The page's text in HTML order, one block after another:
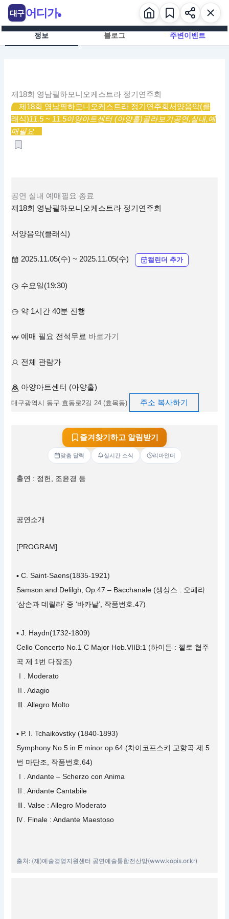
츠
정보 블로그 주변이벤트
제18회 영남필하모니오케스트라 정기연주회
제18회 영남필하모니오케스트라 정기연주회서양음악(클
래식)11.5 ~ 11.5아양아트센터 (아양홀)골라보기공연,실내,예
매필요
공연 실내 예매필요 종료
제18회 영남필하모니오케스트라 정기연주회
서양음악(클래식)
2025.11.05(수) ~ 2025.11.05(수) 캘린더 추가
수요일(19:30)
약 1시간 40분 진행
예매 필요 전석무료 바로가기
전체 관람가
아양아트센터 (아양홀)
대구광역시 동구 효동로2길 24 (효목동) 주소 복사하기
즐겨찾기하고 알림받기
맞춤 달력 실시간 소식 리마인더
출연 : 정헌, 조윤경 등
공연소개
[PROGRAM]
▪ C. Saint-Saens(1835-1921)
Samson and Delilgh, Op.47 – Bacchanale (생상스 : 오페라
‘삼손과 데릴라’ 중 ‘바카날’, 작품번호.47)
▪ J. Haydn(1732-1809)
Cello Concerto No.1 C Major Hob.VIIB:1 (하이든 : 첼로 협주
곡 제 1번 다장조)
Ⅰ. Moderato
Ⅱ. Adagio
Ⅲ. Allegro Molto
▪ P. I. Tchaikovstky (1840-1893)
Symphony No.5 in E minor op.64 (차이코프스키 교향곡 제 5
번 마단조, 작품번호.64)
Ⅰ. Andante – Scherzo con Anima
Ⅱ. Andante Cantabile
Ⅲ. Valse : Allegro Moderato
Ⅳ. Finale : Andante Maestoso
출처: (재)예술경영지원센터 공연예술통합전산망(www.kopis.or.kr)
대구 어디가